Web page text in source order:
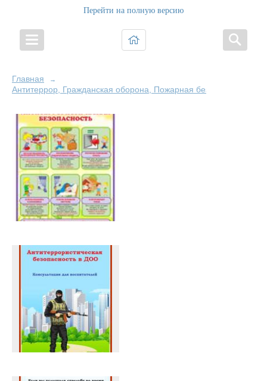
Перейти на полную версию
Главная →
Антитеррор, Гражданская оборона, Пожарная безопасность и